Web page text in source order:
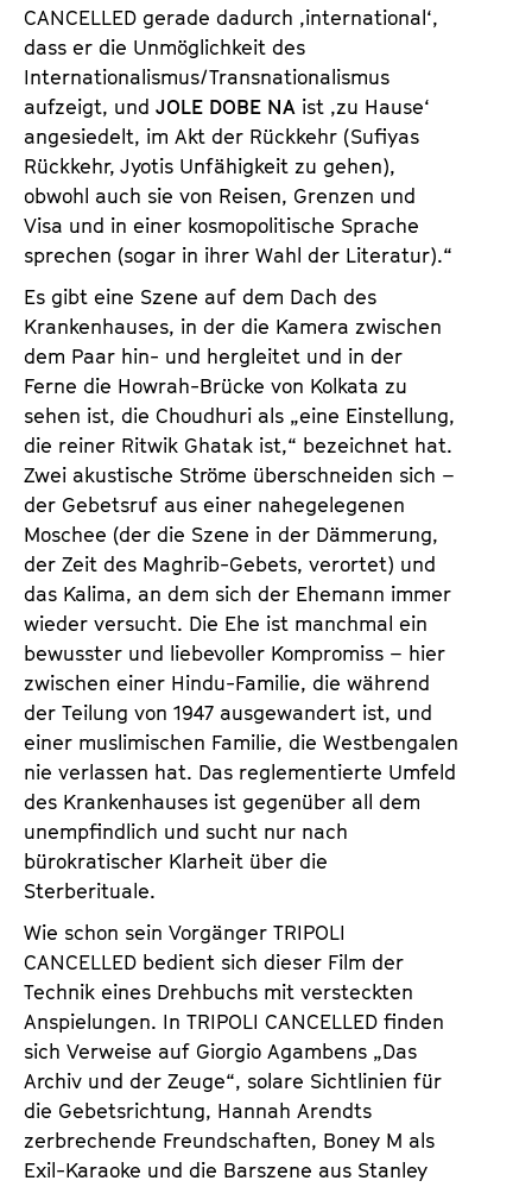
CANCELLED gerade dadurch ,international‘,
dass er die Unmöglichkeit des
Internationalismus/Transnationalismus
aufzeigt, und JOLE DOBE NA ist ,zu Hause‘
angesiedelt, im Akt der Rückkehr (Sufiyas
Rückkehr, Jyotis Unfähigkeit zu gehen),
obwohl auch sie von Reisen, Grenzen und
Visa und in einer kosmopolitische Sprache
sprechen (sogar in ihrer Wahl der Literatur).“
Es gibt eine Szene auf dem Dach des
Krankenhauses, in der die Kamera zwischen
dem Paar hin- und hergleitet und in der
Ferne die Howrah-Brücke von Kolkata zu
sehen ist, die Choudhuri als „eine Einstellung,
die reiner Ritwik Ghatak ist,“ bezeichnet hat.
Zwei akustische Ströme überschneiden sich –
der Gebetsruf aus einer nahegelegenen
Moschee (der die Szene in der Dämmerung,
der Zeit des Maghrib-Gebets, verortet) und
das Kalima, an dem sich der Ehemann immer
wieder versucht. Die Ehe ist manchmal ein
bewusster und liebevoller Kompromiss – hier
zwischen einer Hindu-Familie, die während
der Teilung von 1947 ausgewandert ist, und
einer muslimischen Familie, die Westbengalen
nie verlassen hat. Das reglementierte Umfeld
des Krankenhauses ist gegenüber all dem
unempfindlich und sucht nur nach
bürokratischer Klarheit über die
Sterberituale.
Wie schon sein Vorgänger TRIPOLI
CANCELLED bedient sich dieser Film der
Technik eines Drehbuchs mit versteckten
Anspielungen. In TRIPOLI CANCELLED finden
sich Verweise auf Giorgio Agambens „Das
Archiv und der Zeuge“, solare Sichtlinien für
die Gebetsrichtung, Hannah Arendts
zerbrechende Freundschaften, Boney M als
Exil-Karaoke und die Barszene aus Stanley